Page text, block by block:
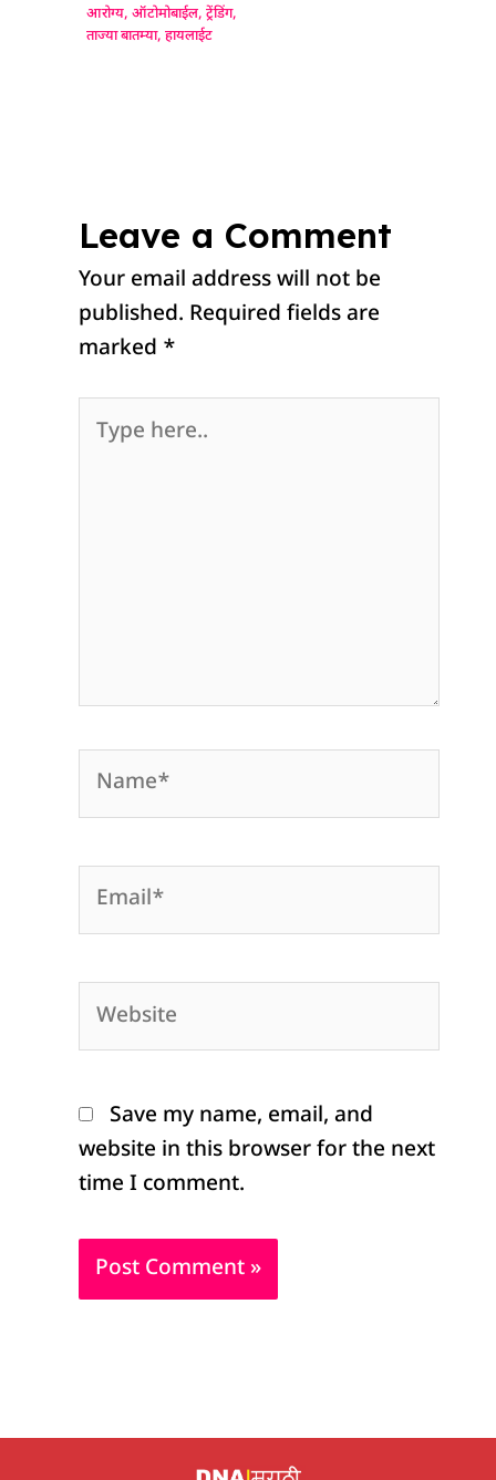
आरोग्य,ऑटोमोबाईल,ट्रेंडिंग,
ताज्या बातम्या,हायलाईट
Leave a Comment
Your email address will not be
published. Required fields are
marked *
here..
Email*
Website
Save my name, email, and
website in this browser for the next
time I comment.